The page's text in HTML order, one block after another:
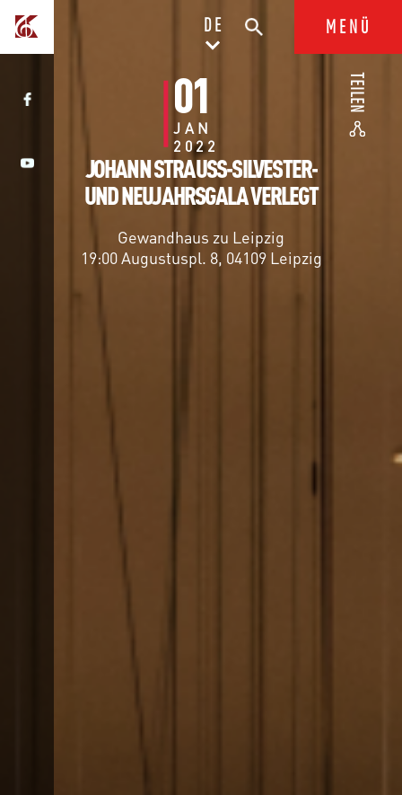
DE MENÜ
01
JAN
2022
JOHANN STRAUSS-SILVESTER-
UND NEUJAHRSGALA VERLEGT
Gewandhaus zu Leipzig
19:00 Augustuspl. 8, 04109 Leipzig
TEILEN